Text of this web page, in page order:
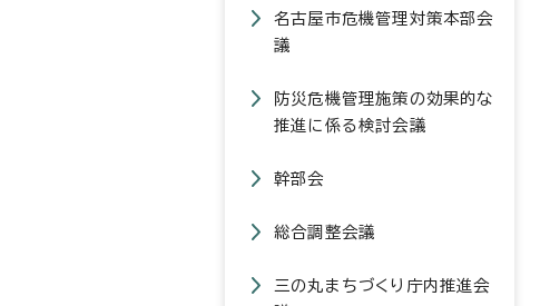
名古屋市危機管理対策本部会
議
防災危機管理施策の効果的な
推進に係る検討会議
幹部会
総合調整会議
三の丸まちづくり庁内推進会